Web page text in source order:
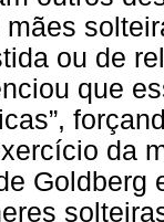
ou de
que
da